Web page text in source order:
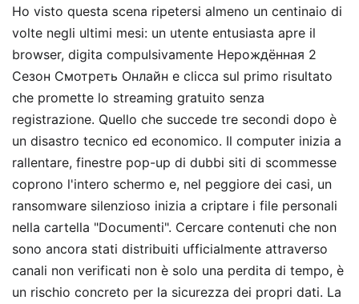
Ho visto questa scena ripetersi almeno un centinaio di
volte negli ultimi mesi: un utente entusiasta apre il
browser, digita compulsivamente Нерождённая 2
Сезон Смотреть Онлайн e clicca sul primo risultato
che promette lo streaming gratuito senza
registrazione. Quello che succede tre secondi dopo è
un disastro tecnico ed economico. Il computer inizia a
rallentare, finestre pop-up di dubbi siti di scommesse
coprono l'intero schermo e, nel peggiore dei casi, un
ransomware silenzioso inizia a criptare i file personali
nella cartella "Documenti". Cercare contenuti che non
sono ancora stati distribuiti ufficialmente attraverso
canali non verificati non è solo una perdita di tempo, è
un rischio concreto per la sicurezza dei propri dati. La